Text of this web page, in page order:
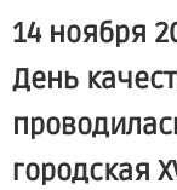
14 ноября
День
городская